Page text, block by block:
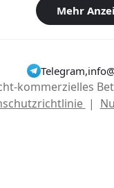
Mehr
Telegram,
kommerzielles
|